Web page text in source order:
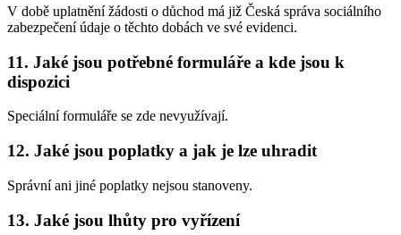
V době uplatnění žádosti o důchod má již Česká správa sociálního
zabezpečení údaje o těchto dobách ve své evidenci.
11. Jaké jsou potřebné formuláře a kde jsou k
dispozici
Speciální formuláře se zde nevyužívají.
12. Jaké jsou poplatky a jak je lze uhradit
Správní ani jiné poplatky nejsou stanoveny.
13. Jaké jsou lhůty pro vyřízení